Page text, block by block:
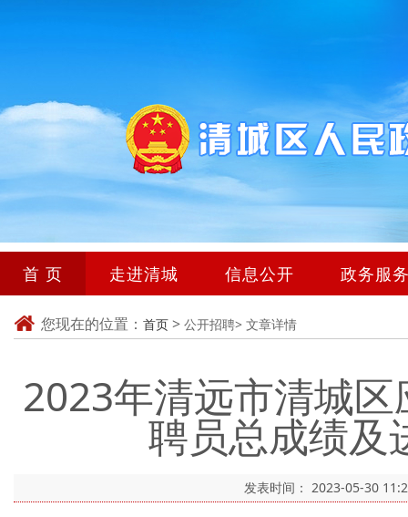
首 页 走进清城 信息公开 政务服
您现在的位置： 首页 > 公开招聘> 文章详情
2023年清远市清城
聘员总成绩及
发表时间： 2023-05-30